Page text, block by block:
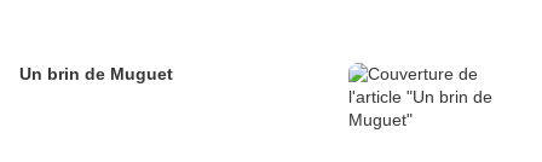
Un brin de Muguet